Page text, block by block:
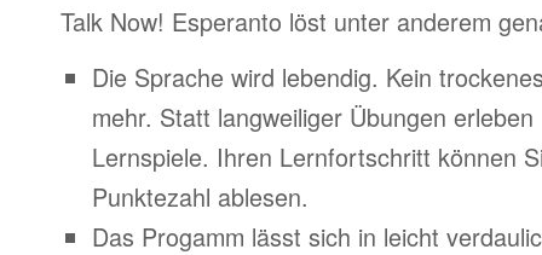
Talk Now! Esperanto löst unter anderem
Die Sprache wird lebendig. Kein
mehr. Statt langweiliger Übungen
Lernspiele. Ihren Lernfortschritt können
Punktezahl ablesen.
Das Progamm lässt sich in leicht